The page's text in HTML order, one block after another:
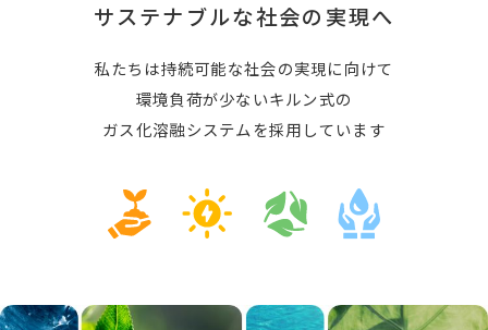
サステナブルな社会の実現へ
私たちは持続可能な社会の実現に向けて
環境負荷が少ないキルン式の
ガス化溶融システムを採用しています